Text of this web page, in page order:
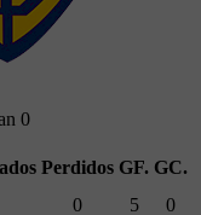
0
Perdidos GF. GC.
0 5
0